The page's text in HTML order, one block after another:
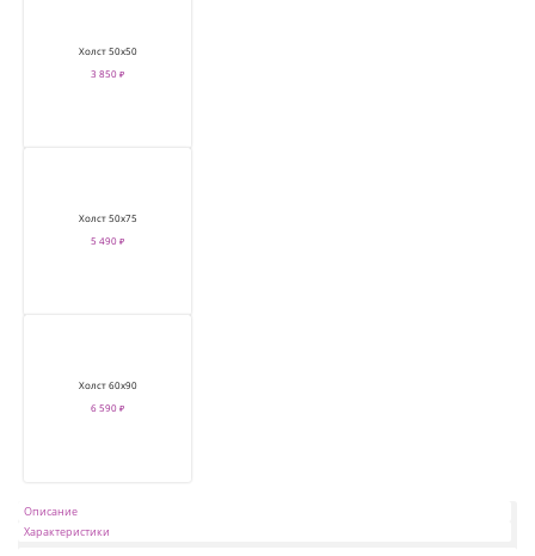
Холст 50х50
3 850 ₽
Холст 50х75
5 490 ₽
Холст 60х90
6 590 ₽
Описание
Характеристики